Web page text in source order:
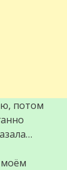
потом
моём